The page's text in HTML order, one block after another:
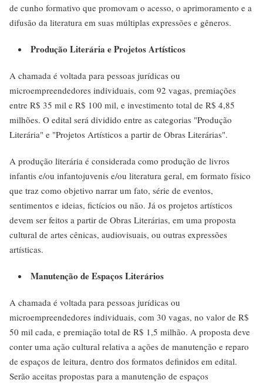
de cunho formativo que promovam o acesso, o aprimoramento e a
difusão da literatura em suas múltiplas expressões e gêneros.
Produção Literária e Projetos Artísticos
A chamada é voltada para pessoas jurídicas ou
microempreendedores individuais, com 92 vagas, premiações
entre R$ 35 mil e R$ 100 mil, e investimento total de R$ 4,85
milhões. O edital será dividido entre as categorias "Produção
Literária" e "Projetos Artísticos a partir de Obras Literárias".
A produção literária é considerada como produção de livros
infantis e/ou infantojuvenis e/ou literatura geral, em formato físico
que traz como objetivo narrar um fato, série de eventos,
sentimentos e ideias, fictícios ou não. Já os projetos artísticos
devem ser feitos a partir de Obras Literárias, em uma proposta
cultural de artes cênicas, audiovisuais, ou outras expressões
artísticas.
Manutenção de Espaços Literários
A chamada é voltada para pessoas jurídicas ou
microempreendedores individuais, com 30 vagas, no valor de R$
50 mil cada, e premiação total de R$ 1,5 milhão. A proposta deve
conter uma ação cultural relativa a ações de manutenção e reparo
de espaços de leitura, dentro dos formatos definidos em edital.
Serão aceitas propostas para a manutenção de espaços